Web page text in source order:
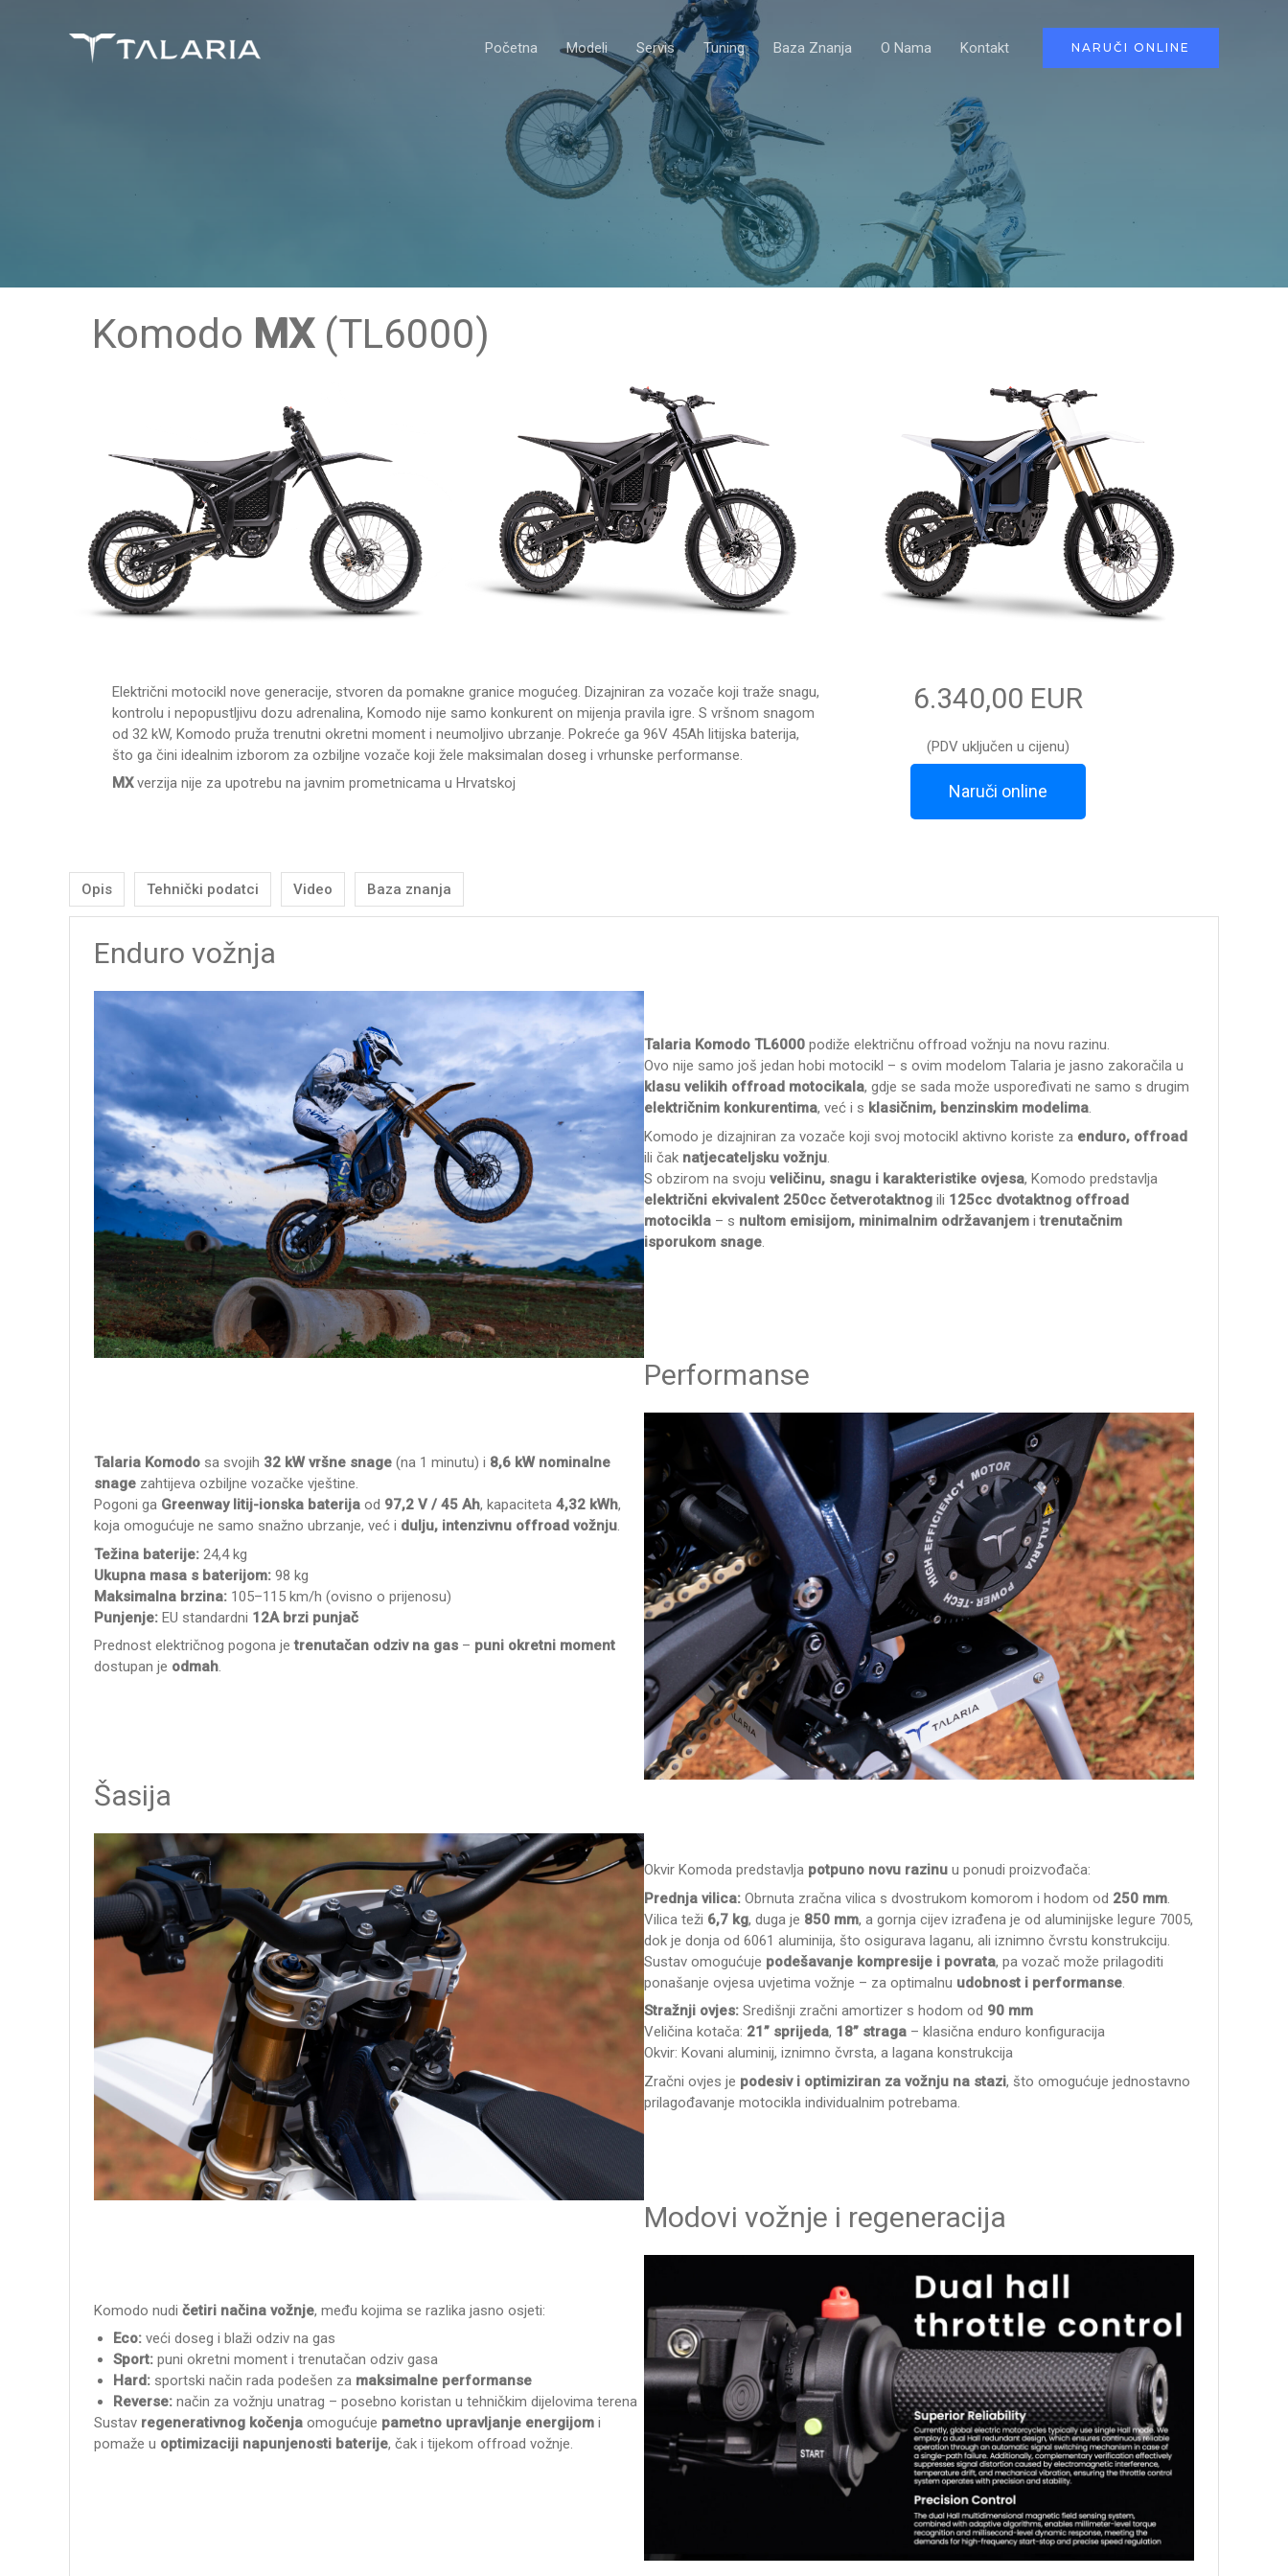
Početna Modeli Servis Tuning Baza Znanja O Nama Kontakt NARUČI ONLINE
Komodo MX (TL6000)
Električni motocikl nove generacije, stvoren da pomakne granice mogućeg. Dizajniran za vozače koji traže snagu,
kontrolu i nepopustljivu dozu adrenalina, Komodo nije samo konkurent on mijenja pravila igre. S vršnom snagom
od 32 kW, Komodo pruža trenutni okretni moment i neumoljivo ubrzanje. Pokreće ga 96V 45Ah litijska baterija,
što ga čini idealnim izborom za ozbiljne vozače koji žele maksimalan doseg i vrhunske performanse.
MXverzija nije za upotrebu na javnim prometnicama u Hrvatskoj
6.340,00 EUR
(PDV uključen u cijenu)
Naruči online
Opis Tehnički podatci Video Baza znanja
Enduro vožnja
Talaria Komodo TL6000 podiže električnu offroad vožnju na novu razinu.
Ovo nije samo još jedan hobi motocikl – s ovim modelom Talaria je jasno zakoračila u
klasu velikih offroad motocikala, gdje se sada može uspoređivati ne samo s drugim
električnim konkurentima, već i s klasičnim, benzinskim modelima.
Komodo je dizajniran za vozače koji svoj motocikl aktivno koriste za enduro, offroad
ili čak natjecateljsku vožnju.
S obzirom na svoju veličinu, snagu i karakteristike ovjesa, Komodo predstavlja
električni ekvivalent 250cc četverotaktnog ili 125cc dvotaktnog offroad
motocikla – s nultom emisijom, minimalnim održavanjem itrenutačnim
isporukom snage.
Talaria Komodo sa svojih 32 kW vršne snage (na 1 minutu) i 8,6 kW nominalne
snage zahtijeva ozbiljne vozačke vještine.
Pogoni ga Greenway litij-ionska baterija od 97,2 V / 45 Ah, kapaciteta 4,32 kWh,
koja omogućuje ne samo snažno ubrzanje, već i dulju, intenzivnu offroad vožnju.
Težina baterije: 24,4 kg
Ukupna masa s baterijom: 98 kg
Maksimalna brzina: 105–115 km/h (ovisno o prijenosu)
Punjenje: EU standardni 12A brzi punjač
Prednost električnog pogona jetrenutačan odziv na gas – puni okretni moment
dostupan je odmah.
Performanse
Šasija
Okvir Komoda predstavlja potpuno novu razinu u ponudi proizvođača:
Prednja vilica: Obrnuta zračna vilica s dvostrukom komorom i hodom od 250 mm.
Vilica teži 6,7 kg, duga je 850 mm, a gornja cijev izrađena je od aluminijske legure 7005,
dok je donja od 6061 aluminija, što osigurava laganu, ali iznimno čvrstu konstrukciju.
Sustav omogućuje podešavanje kompresije i povrata, pa vozač može prilagoditi
ponašanje ovjesa uvjetima vožnje – za optimalnu udobnost i performanse.
Stražnji ovjes: Središnji zračni amortizer s hodom od 90 mm
Veličina kotača: 21” sprijeda, 18” straga – klasična enduro konfiguracija
Okvir: Kovani aluminij, iznimno čvrsta, a lagana konstrukcija
Zračni ovjes je podesiv i optimiziran za vožnju na stazi, što omogućuje jednostavno
prilagođavanje motocikla individualnim potrebama.
Komodo nudi četiri načina vožnje, među kojima se razlika jasno osjeti:
Eco: veći doseg i blaži odziv na gas
Sport: puni okretni moment i trenutačan odziv gasa
Hard: sportski način rada podešen za maksimalne performanse
Reverse: način za vožnju unatrag – posebno koristan u tehničkim dijelovima terena
Sustav regenerativnog kočenja omogućuje pametno upravljanje energijom i
pomaže u optimizaciji napunjenosti baterije, čak i tijekom offroad vožnje.
Modovi vožnje i regeneracija